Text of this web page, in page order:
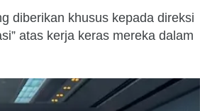
diberikan khusus kepada direksi
atas kerja keras mereka dalam